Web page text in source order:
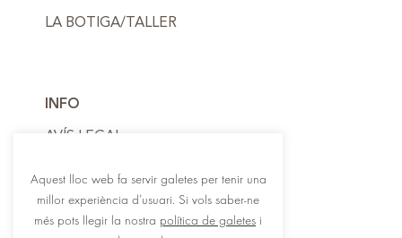
LA BOTIGA/TALLER
INFO
AVÍS LEGAL
POLÍTICA DE PRIVADESA
POLÍTICA DE COOKIES
Aquest lloc web fa servir galetes per tenir una
millor experiència d’usuari. Si vols saber-ne
més pots llegir la nostra política de galetes i